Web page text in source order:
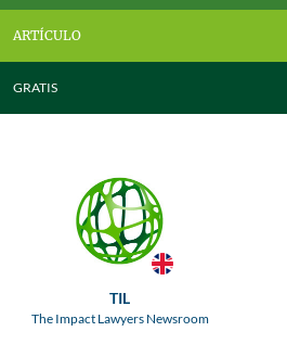
ARTÍCULO
GRATIS
TIL
The Impact Lawyers Newsroom